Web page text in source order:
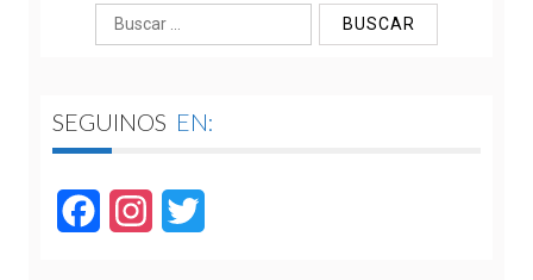
Buscar:
SEGUINOS EN:
FacebookInstagram